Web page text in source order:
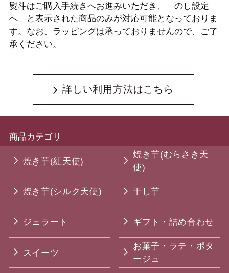
熨斗はご購入手続きへお進みいただき、「のし設定
へ」と表示された商品のみが対応可能となっておりま
す。なお、ラッピングは承っておりませんので、ご了
承ください。
詳しい利用方法はこちら
商品カテゴリ
焼き芋(紅天使)
焼き芋(むらさき天
使)
焼き芋(シルク天使) 干し芋
ジェラート ギフト・詰め合わせ
スイーツ
お菓子・ラテ・ポタ
ージュ